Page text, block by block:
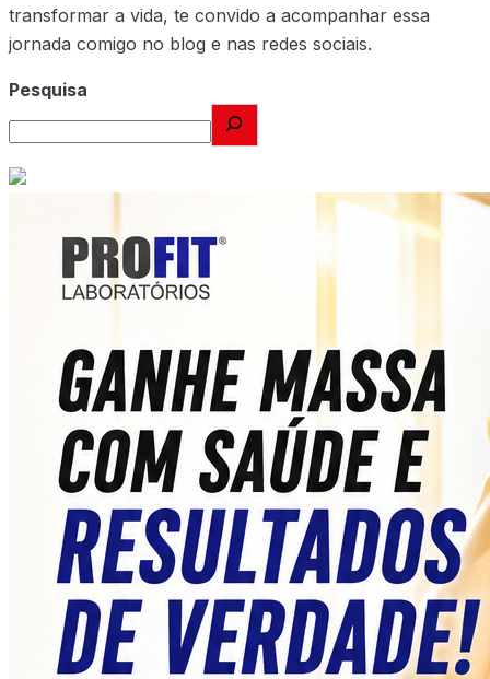
transformar a vida, te convido a acompanhar essa
jornada comigo no blog e nas redes sociais.
Pesquisa